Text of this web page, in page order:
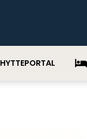
HYTTEPORTAL